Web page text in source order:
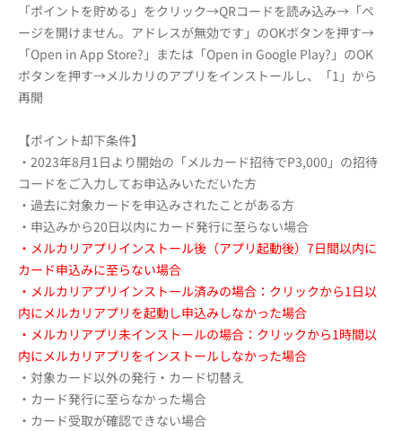
「ポイントを貯める」をクリック→QRコードを読み込み→「ペ
ージを開けません。アドレスが無効です」のOKボタンを押す→
「Open in App Store?」または「Open in Google Play?」のOK
ボタンを押す→メルカリのアプリをインストールし、「1」から
再開
【ポイント却下条件】
・2023年8月1日より開始の「メルカード招待でP3,000」 の招待
コードをご入力してお申込みいただいた方
・過去に対象カードを申込みされたことがある方
・申込みから20日以内にカード発行に至らない場合
・メルカリアプリインストール後（アプリ起動後）7日間以内に
カード申込みに至らない場合
・メルカリアプリインストール済みの場合：クリックから1日以
内にメルカリアプリを起動し申込みしなかった場合
・メルカリアプリ未インストールの場合：クリックから1時間以
内にメルカリアプリをインストールしなかった場合
・対象カード以外の発行・カード切替え
・カード発行に至らなかった場合
・カード受取が確認できない場合